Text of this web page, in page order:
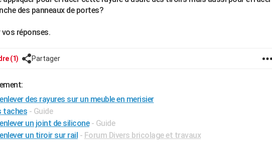
des panneaux de portes?
réponses.
(1) Partager
des rayures sur un meuble en merisier
taches - Guide
un joint de silicone - Guide
un tiroir sur rail - Forum Divers bricolage et travaux